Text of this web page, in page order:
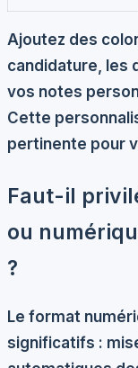
Ajoutez des
candidature, les
vos notes
Cette
pertinente pour
Faut-il
ou
?
Le format
significatifs :